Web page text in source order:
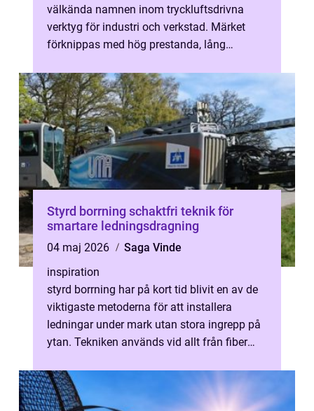
välkända namnen inom tryckluftsdrivna
verktyg för industri och verkstad. Märket
förknippas med hög prestanda, lång
Styrd borrning schaktfri teknik för
smartare ledningsdragning
04 maj 2026
Saga Vinde
inspiration
styrd borrning har på kort tid blivit en av de
viktigaste metoderna för att installera
ledningar under mark utan stora ingrepp på
ytan. Tekniken används vid allt från fiber